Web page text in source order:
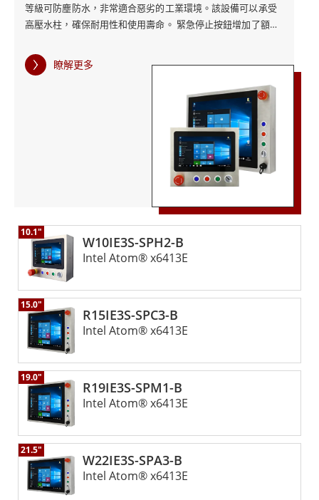
等級可防塵防水，非常適合惡劣的工業環境。該設備可以承受
高壓水柱，確保耐用性和使用壽命。 緊急停止按鈕增加了額外
置，方便操作，可確保在緊急情況下立即回應。 IP65不銹鋼工
業電腦非常適合製造、食品和飲料以及製藥等行業，適用於衛
生和安全至關重要的領域。其強大的處理器和高解析度顯示器
提供清晰準確的操作視圖，而其可自訂功能可讓企業根據其特
定需求進行客製化。 融程的IP65不銹鋼B系列工業電腦配備緊
急停止按鈕，為提高工業環境的安全性和效率提供了強大且可
瞭解更多
W10IE3S-SPH2-B
10.1"
Intel Atom® x6413E
R15IE3S-SPC3-B
15.0"
Intel Atom® x6413E
R19IE3S-SPM1-B
19.0"
Intel Atom® x6413E
W22IE3S-SPA3-B
21.5"
Intel Atom® x6413E